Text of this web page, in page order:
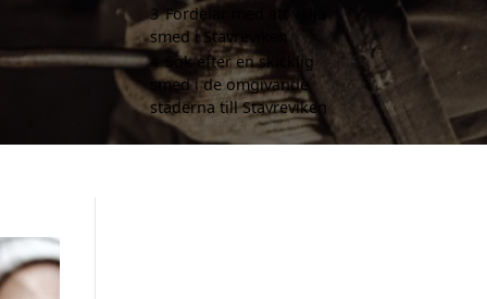
3 Fördelar med att välja
smed i Stavreviken
Sök efter en skicklig
smed i de omgivande
städerna till Stavreviken